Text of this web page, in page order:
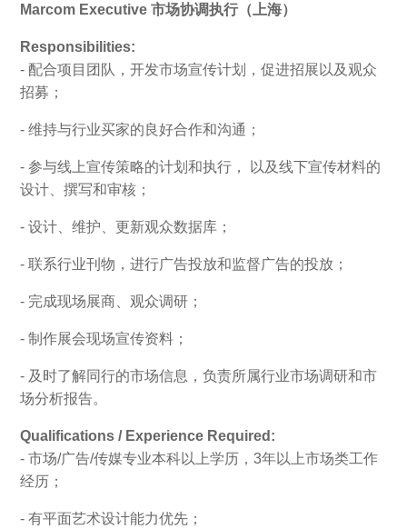
Marcom Executive 市场协调执行（上海）
Responsibilities:
- 配合项目团队，开发市场宣传计划，促进招展以及观众
招募；
- 维持与行业买家的良好合作和沟通；
- 参与线上宣传策略的计划和执行， 以及线下宣传材料的
设计、撰写和审核；
- 设计、维护、更新观众数据库；
- 联系行业刊物，进行广告投放和监督广告的投放；
- 完成现场展商、观众调研；
- 制作展会现场宣传资料；
- 及时了解同行的市场信息，负责所属行业市场调研和市
场分析报告。
Qualifications / Experience Required:
- 市场/广告/传媒专业本科以上学历，3年以上市场类工作
经历；
- 有平面艺术设计能力优先；